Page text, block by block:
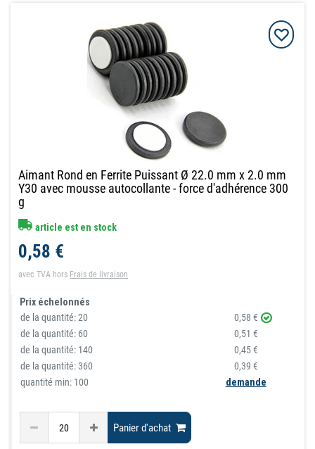
Aimant Rond en Ferrite Puissant Ø 22.0 mm x 2.0 mm
Y30 avec mousse autocollante - force d'adhérence 300
g
article est en stock
0,58 €
avec TVA hors Frais de livraison
Prix échelonnés
de la quantité:20
0,58 €
de la quantité: 60
0,51 €
de la quantité: 140
0,45 €
de la quantité:360
0,39 €
quantité min: 100
demande
Panier d'achat